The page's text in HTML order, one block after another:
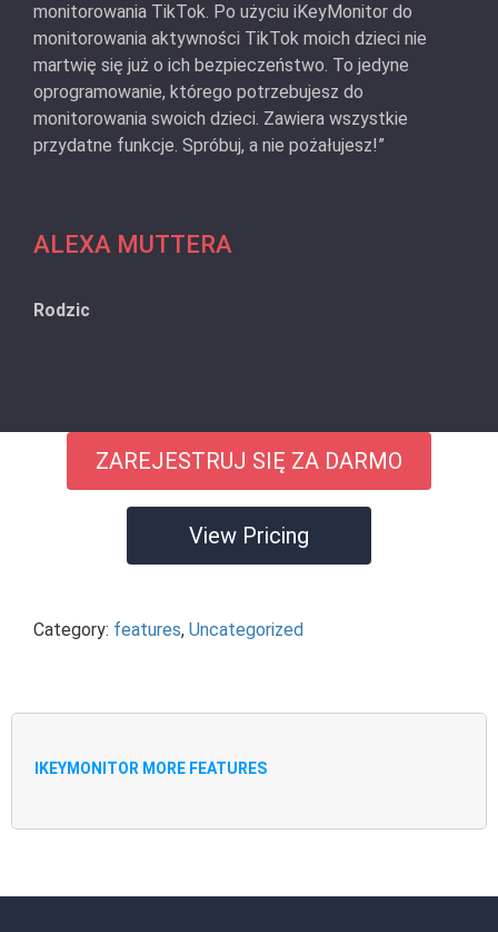
monitorowania TikTok. Po użyciu iKeyMonitor do
monitorowania aktywności TikTok moich dzieci nie
martwię się już o ich bezpieczeństwo. To jedyne
oprogramowanie, którego potrzebujesz do
monitorowania swoich dzieci. Zawiera wszystkie
przydatne funkcje. Spróbuj, a nie pożałujesz!”
ALEXA MUTTERA
Rodzic
ZAREJESTRUJ SIĘ ZA DARMO
View Pricing
Category: features, Uncategorized
IKEYMONITOR MORE FEATURES